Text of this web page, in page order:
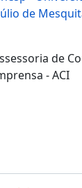
de
de
- ACI